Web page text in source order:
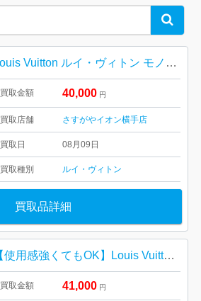
Search
Louis Vuitton ルイ・ヴィトン モノグラム キーポルバンドリエール60
買取金額 40,000 円
買取店舗 さすがやイオン横手店
買取日 08月09日
買取種別 ルイ・ヴィトン
買取品詳細
【使用感強くてもOK】Louis Vuitton モノグラム・エリプスMM
買取金額 41,000 円